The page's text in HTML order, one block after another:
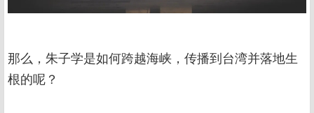
那么，朱子学是如何跨越海峡，传播到台湾并落地生
根的呢？